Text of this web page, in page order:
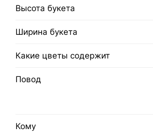
Высота букета
Ширина букета
Какие цветы содержит
Повод
Кому